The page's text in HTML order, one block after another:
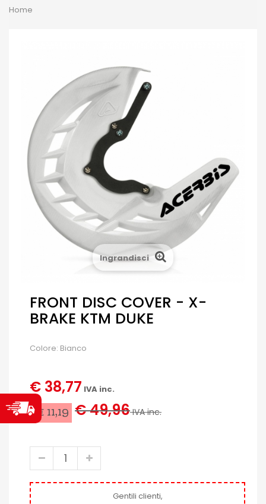
Home
Ingrandisci
FRONT DISC COVER - X-
BRAKE KTM DUKE
Colore: Bianco
€ 38,77 IVA inc.
-€ 11,19 € 49,96IVA inc.
Gentili clienti,